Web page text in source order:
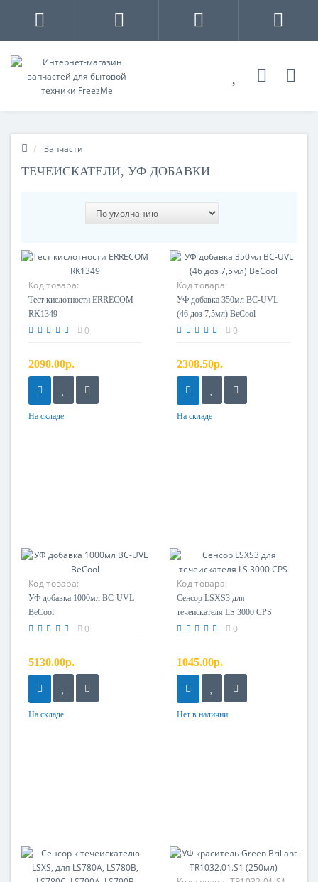
Запчасти
ТЕЧЕИСКАТЕЛИ, УФ ДОБАВКИ
Код товара:
Тест кислотности ERRECOM
RK1349
0
2090.00р.
На складе
Код товара:
УФ добавка 350мл BC-UVL
(46 доз 7,5мл) BeCool
0
2308.50р.
На складе
Код товара:
УФ добавка 1000мл BC-UVL
BeCool
0
5130.00р.
На складе
Код товара:
Cенсор LSXS3 для
течеискателя LS 3000 CPS
0
1045.00р.
Нет в наличии